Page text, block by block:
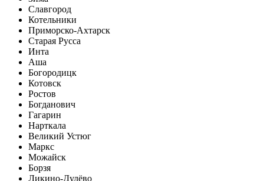
Славгород
Котельники
Приморско-Ахтарск
Старая Русса
Инта
Аша
Богородицк
Котовск
Ростов
Богданович
Гагарин
Нарткала
Великий Устюг
Маркс
Можайск
Борзя
Ликино-Дулёво